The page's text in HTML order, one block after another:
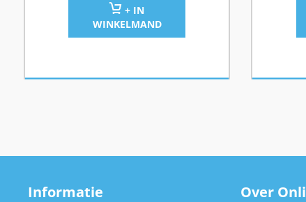
+ IN
WINKELMAND
Informatie Over